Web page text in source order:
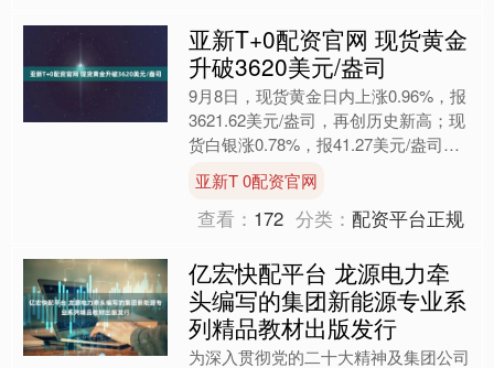
亚新T+0配资官网 现货黄金
升破3620美元/盎司
9月8日，现货黄金日内上涨0.96%，报
3621.62美元/盎司，再创历史新高；现
货白银涨0.78%，报41.27美元/盎司。
海量资讯、精准解读，尽在新浪财
经....
亚新T 0配资官网
查看： 172 分类：配资平台正规
亿宏快配平台 龙源电力牵
头编写的集团新能源专业系
列精品教材出版发行
为深入贯彻党的二十大精神及集团公司